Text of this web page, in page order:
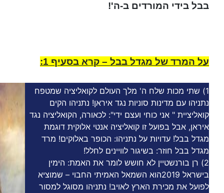
בבל בידי המורדים ב-ה'!
על המרד של מגדל בבל – קרא בסעיף 1:
1) שתי מכות שלח ה' מלך העולם לקואליציה שמטפח
נתניהו עם מדינות סוניות נגד איראן! נתניהו הקים
קואליציית " אני כוחי ועצם ידי": לכאורה, הקואליציה נגד
איראן, אבל בפועל זו קואליציה אנטי אלוקית דוגמת
מגדל בבל! עדויות על נתניהו: הכופר באלוקים! מרד
מגדל בבל חוזר: בשיגור לוויינים לחלל!
2) רן בורנשטיין לא חושש לומר את האמת: הימין
בישראל 2019הוא השמאל האמיתי החבוי – שמוציא
לפועל את מכירת הארץ לאויב! נתניהו מסוגל למסור